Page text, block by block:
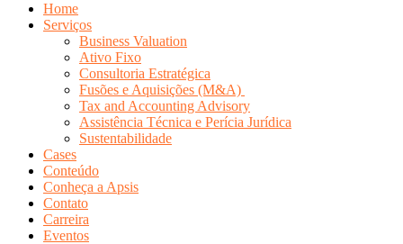
Home
Serviços
Business Valuation
Ativo Fixo
Consultoria Estratégica
Fusões e Aquisições (M&A)
Tax and Accounting Advisory
Assistência Técnica e Perícia Jurídica
Sustentabilidade
Cases
Conteúdo
Conheça a Apsis
Contato
Carreira
Eventos